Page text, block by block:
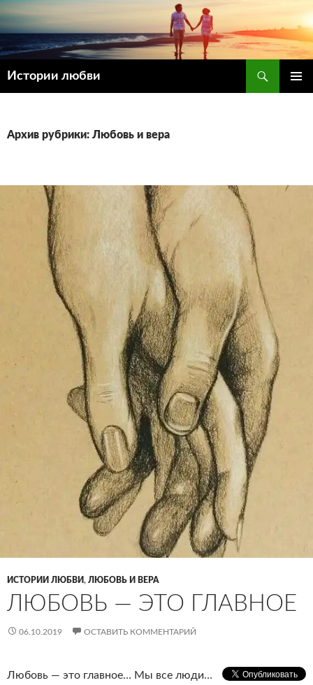
Истории любви
Архив рубрики: Любовь и вера
ИСТОРИИ ЛЮБВИ, ЛЮБОВЬ И ВЕРА
ЛЮБОВЬ — ЭТО ГЛАВНОЕ
06.10.2019 ОСТАВИТЬ КОММЕНТАРИЙ
Любовь — это главное… Мы все люди…